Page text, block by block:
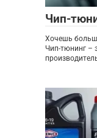
Чип-
Хочешь
Чип-тюнинг –